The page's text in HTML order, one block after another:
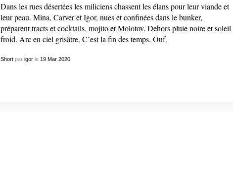
Dans les rues désertées les miliciens chassent les élans pour leur viande et
leur peau. Mina, Carver et Igor, nues et confinées dans le bunker,
préparent tracts et cocktails, mojito et Molotov. Dehors pluie noire et soleil
froid. Arc en ciel grisâtre. C’est la fin des temps. Ouf.
Shortpar igorle 19 Mar 2020